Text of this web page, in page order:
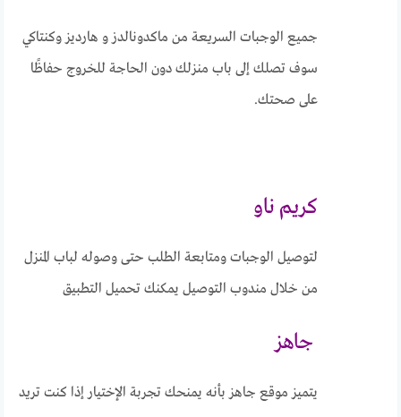
جميع الوجبات السريعة من ماكدونالدز و هارديز وكنتاكي
سوف تصلك إلى باب منزلك دون الحاجة للخروج حفاظًا
على صحتك.
كريم ناو
لتوصيل الوجبات ومتابعة الطلب حتى وصوله لباب المنزل
من خلال مندوب التوصيل يمكنك تحميل التطبيق
جاهز
يتميز موقع جاهز بأنه يمنحك تجربة الإختيار إذا كنت تريد